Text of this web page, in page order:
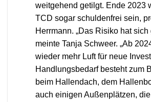
weitgehend getilgt. Ende 2023
TCD sogar schuldenfrei sein,
Herrmann. „Das Risiko hat sich
meinte Tanja Schweer. „Ab
wieder mehr Luft für neue
Handlungsbedarf besteht zum
beim Hallendach, dem
auch einigen Außenplätzen, die